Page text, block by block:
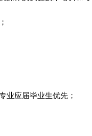
业应届毕业生优先；